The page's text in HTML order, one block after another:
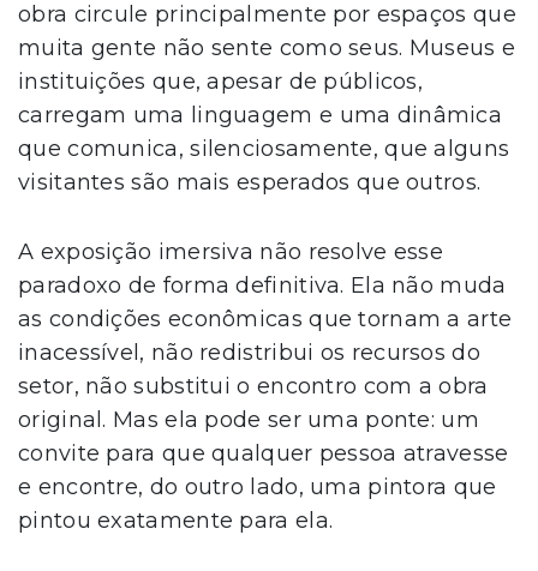
obra circule principalmente por espaços que
muita gente não sente como seus. Museus e
instituições que, apesar de públicos,
carregam uma linguagem e uma dinâmica
que comunica, silenciosamente, que alguns
visitantes são mais esperados que outros.
A exposição imersiva não resolve esse
paradoxo de forma definitiva. Ela não muda
as condições econômicas que tornam a arte
inacessível, não redistribui os recursos do
setor, não substitui o encontro com a obra
original. Mas ela pode ser uma ponte: um
convite para que qualquer pessoa atravesse
e encontre, do outro lado, uma pintora que
pintou exatamente para ela.